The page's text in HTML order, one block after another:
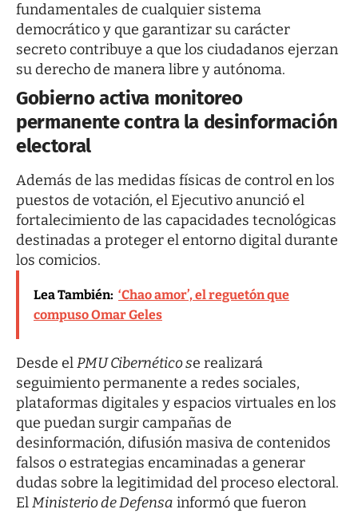
fundamentales de cualquier sistema
democrático y que garantizar su carácter
secreto contribuye a que los ciudadanos ejerzan
su derecho de manera libre y autónoma.
Gobierno activa monitoreo
permanente contra la desinformación
electoral
Además de las medidas físicas de control en los
puestos de votación, el Ejecutivo anunció el
fortalecimiento de las capacidades tecnológicas
destinadas a proteger el entorno digital durante
los comicios.
Lea También: ‘Chao amor’, el reguetón que
compuso Omar Geles
Desde elPMU Cibernético se realizará
seguimiento permanente a redes sociales,
plataformas digitales y espacios virtuales en los
que puedan surgir campañas de
desinformación, difusión masiva de contenidos
falsos o estrategias encaminadas a generar
dudas sobre la legitimidad del proceso electoral.
ElMinisterio de Defensa informó que fueron